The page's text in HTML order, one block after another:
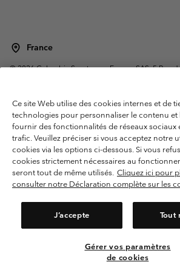
France
©2026Columbia Sportswear Europe SAS. 5 Rue
Garanties Légales
Politique de confidentialité
Conditions d'utilisation - Membres
Conditions D'utilisation - Contenu généré par
Cookies
Public CBCR
Ce site Web utilise des cookies internes et de
technologies pour personnaliser le contenu et
fournir des fonctionnalités de réseaux sociaux
trafic. Veuillez préciser si vous acceptez notre
cookies via les options ci-dessous. Si vous
cookies strictement nécessaires au
seront tout de même utilisés. Cliquez ici pour
consulter notre Déclaration complète sur les
J’accepte Tout
Gérer vos paramètres
de cookies
Veuillez sélectionner votre pays
votre langue
Achats en ligne
United States
France
Voir Tous Les Pays